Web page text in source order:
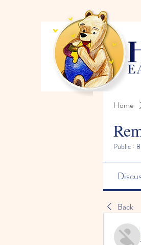
Home
Public ·
Back